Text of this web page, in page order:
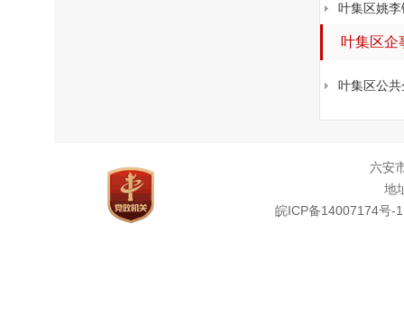
叶集区姚李
叶集区企
叶集区公
六安
地
皖ICP备14007174号-1